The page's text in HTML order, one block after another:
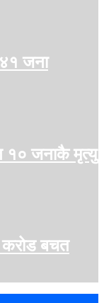
जना
१० जनाकै मृत्यु
करोड बचत